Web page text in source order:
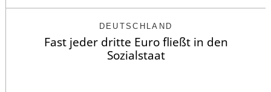
DEUTSCHLAND
Fast jeder dritte Euro fließt in den
Sozialstaat